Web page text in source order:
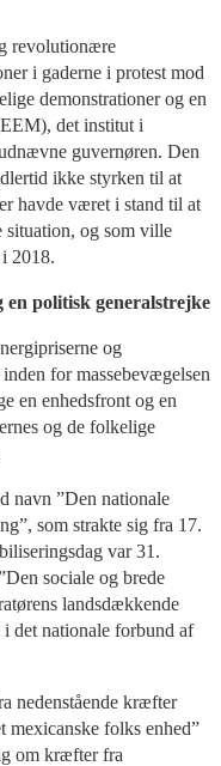
revolutionære
i gaderne i protest mod
demonstrationer og en
det institut i
guvernøren. Den
ikke styrken til at
havde været i stand til at
situation, og som ville
2018.
en politisk generalstrejke
og
for massebevægelsen
en enhedsfront og en
og de folkelige
navn ”Den nationale
som strakte sig fra 17.
var 31.
sociale og brede
landsdækkende
det nationale forbund af
nedenstående kræfter
mexicanske folks enhed”
om kræfter fra